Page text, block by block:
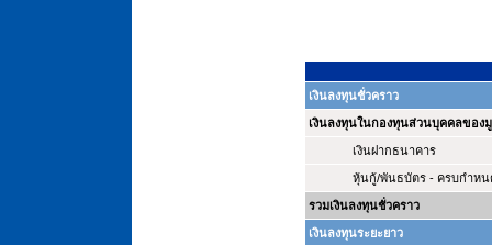
เงินลงทุนชั่วคราว
เงินลงทุนในกองทุนส่วนบุคคลของ
เงินฝากธนาคาร
หุ้นกู้/พันธบัตร - ครบกำหน
รวมเงินลงทุนชั่วคราว
เงินลงทุนระยะยาว